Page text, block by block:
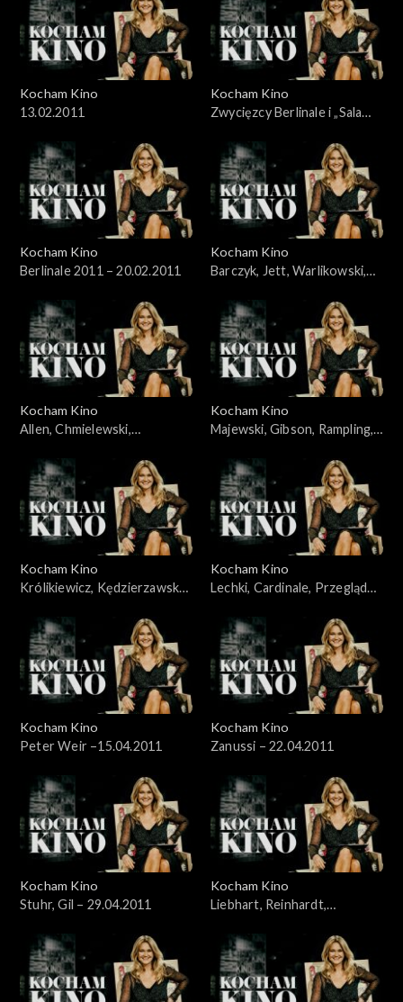
Kocham Kino
13.02.2011
Kocham Kino
Zwycięzcy Berlinale i „Sala
Kocham Kino
Berlinale 2011 – 20.02.2011
Kocham Kino
Barczyk, Jett, Warlikowski,
Kocham Kino
Allen, Chmielewski,
14.03.2011
Kocham Kino
Majewski, Gibson, Rampling,
Kocham Kino
Królikiewicz, Kędzierzawska,
Kocham Kino
Lechki, Cardinale, Przegląd
Kocham Kino
Peter Weir –15.04.2011
Kocham Kino
Zanussi – 22.04.2011
Kocham Kino
Stuhr, Gil – 29.04.2011
Kocham Kino
Liebhart, Reinhardt,